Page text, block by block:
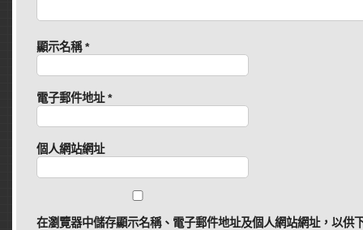
顯示名稱*
電子郵件地址*
個人網站網址
在瀏覽器中儲存顯示名稱、電子郵件地址及個人網站網址，以供